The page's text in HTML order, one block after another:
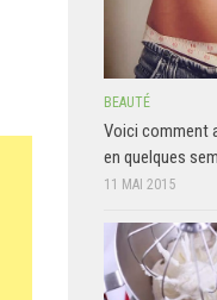
BEAUTÉ
Voici comment
en quelques
11 MAI 2015